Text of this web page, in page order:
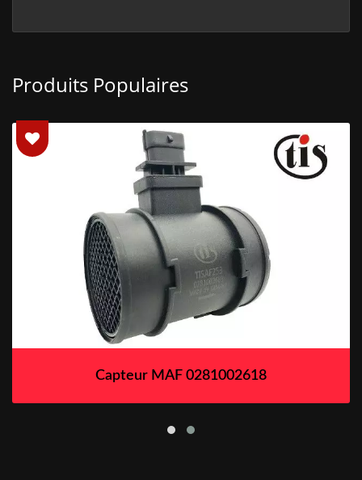
Produits Populaires
Capteur MAF 0281002618